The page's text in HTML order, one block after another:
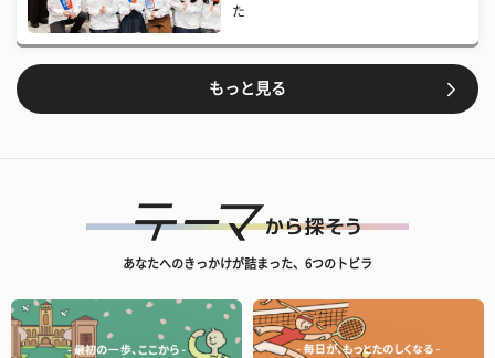
た
もっと見る
あなたへのきっかけが詰まった、6つのトビラ